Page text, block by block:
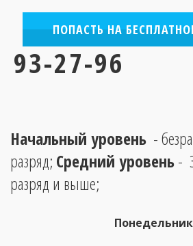
ПОПАСТЬ НА
93-27-96
Начальный уровень
-
разряд; Средний уровень -
разряд и выше;
Понедельник